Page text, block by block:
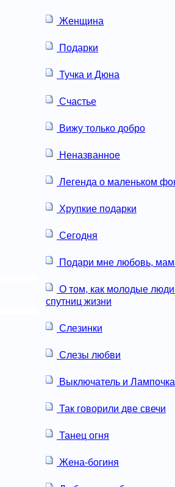
Женщина
Подарки
Тучка и Дюна
Счастье
Вижу только добро
Неназванное
Легенда о маленьком
Хрупкие подарки
Сегодня
Подари мне любовь,
О том, как молодые
спутниц жизни
Слезинки
Слезы любви
Выключатель и Лампочка
Так говорили две свечи
Танец огня
Жена-богиня